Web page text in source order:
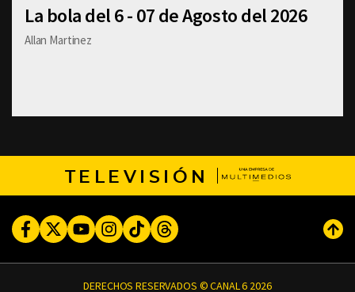
La bola del 6 - 07 de Agosto del 2026
Allan Martinez
TELEVISIÓN
FacebookTwitterYoutubeInstagram
TikTokThreads
DERECHOS RESERVADOS © CANAL 6 2026